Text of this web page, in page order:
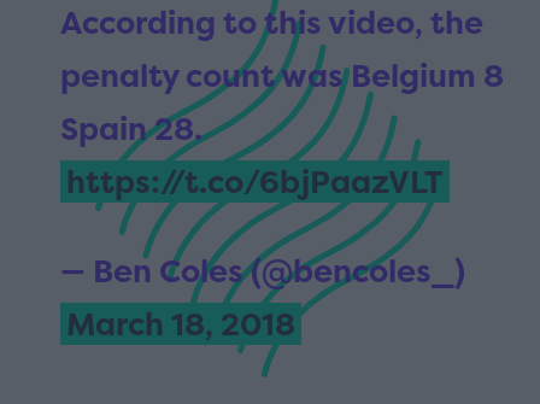
According to this video, the
penalty count was Belgium 8
Spain 28.
https://t.co/6bjPaazVLT
— Ben Coles (@bencoles_)
March 18, 2018